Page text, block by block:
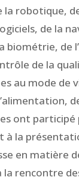
la robotique,
de la
biométrie, de
de la
au mode de
ont
à la
en matière
rencontre